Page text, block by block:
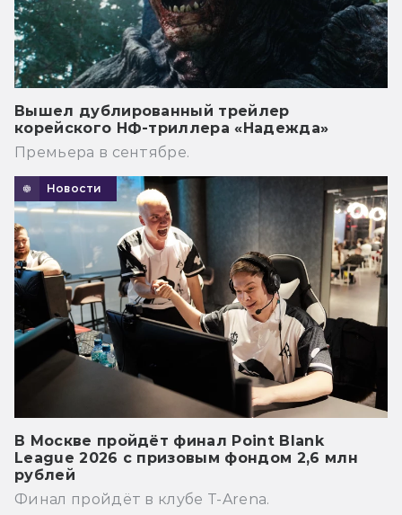
Вышел дублированный трейлер
корейского НФ-триллера «Надежда»
Премьера в сентябре.
Новости
В Москве пройдёт финал Point Blank
League 2026 с призовым фондом 2,6 млн
рублей
Финал пройдёт в клубе T-Arena.